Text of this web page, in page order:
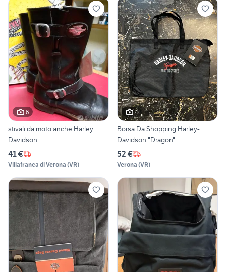
6
stivali da moto anche Harley
Davidson
41 €
Villafranca di Verona (VR)
4
Borsa Da Shopping Harley-
Davidson "Dragon"
52 €
Verona (VR)